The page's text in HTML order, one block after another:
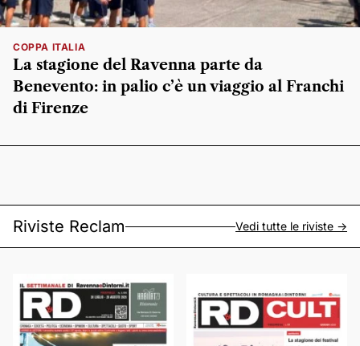
COPPA ITALIA
La stagione del Ravenna parte da
Benevento: in palio c’è un viaggio al Franchi
di Firenze
Riviste Reclam Vedi tutte le riviste ->